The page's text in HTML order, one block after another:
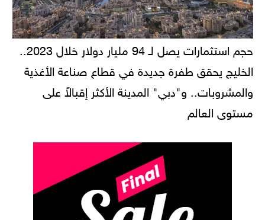
حجم استثمارات يصل لـ 94 مليار دولار خلال 2023..
الخليج يحقق طفرة جديدة في قطاع صناعة الأغذية
والمشروبات.. و"دبي" المدينة الأكثر إقبالاً على
مستوى العالم